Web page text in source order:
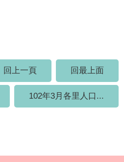
回上一頁
回最上面
102年3月各里人口...